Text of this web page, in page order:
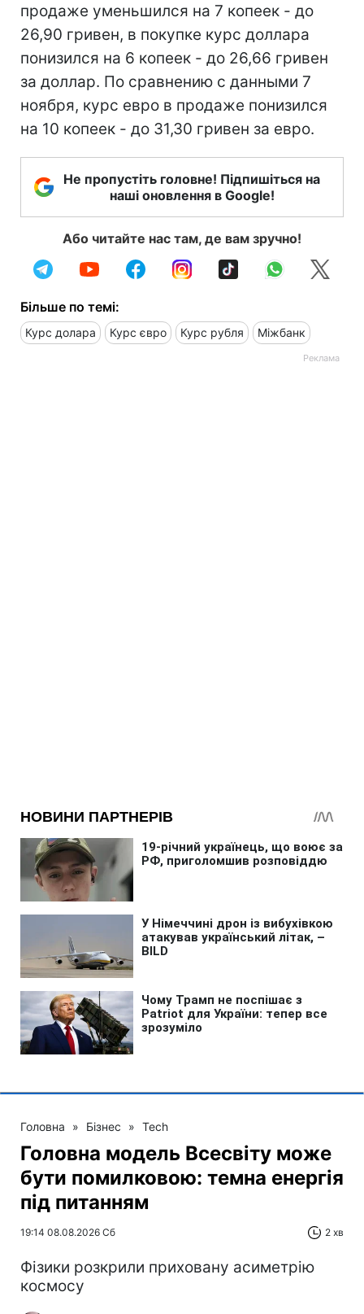
продаже уменьшился на 7 копеек - до
26,90 гривен, в покупке курс доллара
понизился на 6 копеек - до 26,66 гривен
за доллар. По сравнению с данными 7
ноября, курс евро в продаже понизился
на 10 копеек - до 31,30 гривен за евро.
Не пропустіть головне! Підпишіться на
наші оновлення в Google!
Або читайте нас там, де вам зручно!
Більше по темі:
Курс долара Курс євро Курс рубля Міжбанк
Головна » Бізнес » Tech
Головна модель Всесвіту може
бути помилковою: темна енергія
під питанням
19:14 08.08.2026 Сб 2 хв
Фізики розкрили приховану асиметрію
космосу